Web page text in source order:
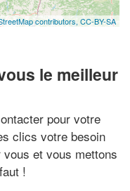
contributors, CC-BY-SA
le meilleur
pour votre
clics votre besoin
et vous mettons
!